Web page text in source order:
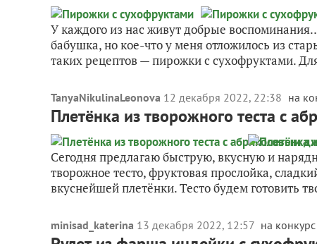
У каждого из нас живут добрые
бабушка, но кое-что у меня отложилось из
таких рецептов — пирожки с сухофруктами.
TanyaNikulinaLeonova 12 декабря 2022, 22:38 на
Плетёнка из творожного теста с
Сегодня предлагаю быструю, вкусную и
творожное тесто, фруктовая прослойка,
вкуснейшей плетёнки. Тесто будем готовить
minisad_katerina 13 декабря 2022, 12:57 на